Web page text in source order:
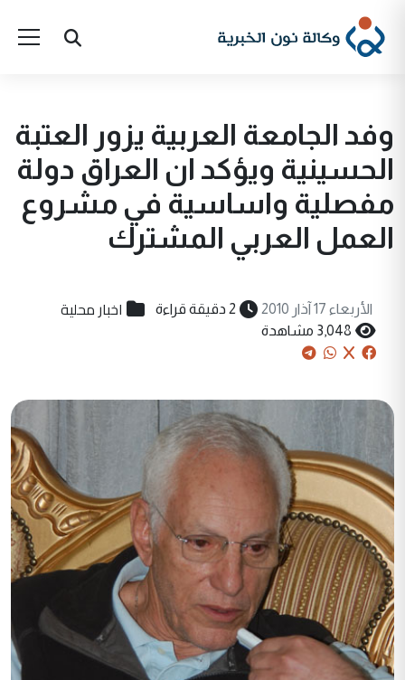
وفد الجامعة العربية يزور العتبة
الحسينية ويؤكد ان العراق دولة
مفصلية واساسية في مشروع
العمل العربي المشترك
الأربعاء 17 آذار 2010 2 دقيقة قراءة اخبار محلية
3,048 مشاهدة